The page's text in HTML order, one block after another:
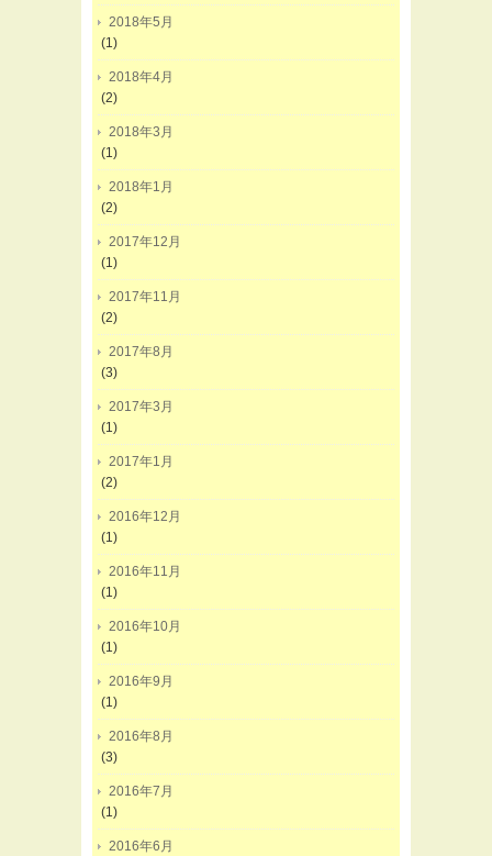
2018年5月
(1)
2018年4月
(2)
2018年3月
(1)
2018年1月
(2)
2017年12月
(1)
2017年11月
(2)
2017年8月
(3)
2017年3月
(1)
2017年1月
(2)
2016年12月
(1)
2016年11月
(1)
2016年10月
(1)
2016年9月
(1)
2016年8月
(3)
2016年7月
(1)
2016年6月